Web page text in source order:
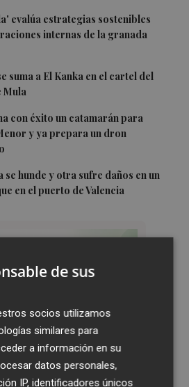
evalúa estrategias sostenibles
internas de la granada
suma a El Kanka en el cartel del
Mula
con éxito un catamarán para
y ya prepara un dron
se hunde y otra sufre daños en un
en el puerto de Valencia
de sus
socios utilizamos
similares para
a información en su
datos personales,
IP, identificadores únicos